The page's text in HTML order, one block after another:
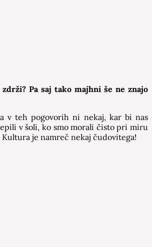
Pa saj tako majhni še ne znajo
v teh pogovorih ni nekaj, kar bi nas
v šoli, ko smo morali čisto pri miru
je namreč nekaj čudovitega!